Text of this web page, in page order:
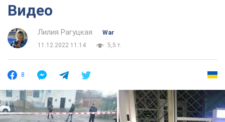
Видео
Лилия Рагуцкая
War
11.12.2022 11:14
5,5 т.
8